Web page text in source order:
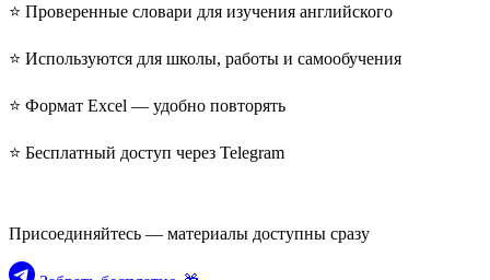
⭐ Проверенные словари для изучения английского
⭐ Используются для школы, работы и самообучения
⭐ Формат Excel — удобно повторять
⭐ Бесплатный доступ через Telegram
Присоединяйтесь — материалы доступны сразу